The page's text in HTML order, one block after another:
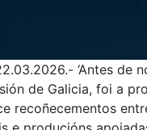
‘Antes de
de Galicia, foi a
recoñecementos